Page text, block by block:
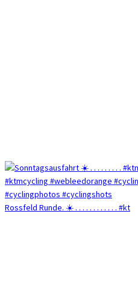
Rossfeld Runde. ☀️ . . . . . . . . . . . . #kt